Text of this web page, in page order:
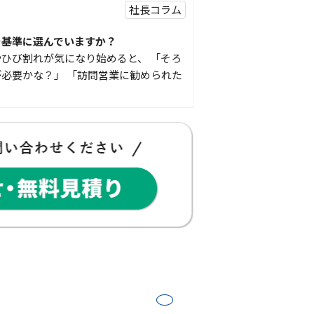
社長コラム
準に選んでいますか？
び割れが気になり始めると、 「そろ
要かな？」 「訪問営業に勧められた
ちゃんです 少し前になりますが購
を ご紹介したいと思 …
スタッフの日常